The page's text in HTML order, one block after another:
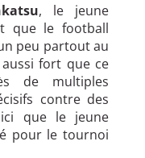
, le jeune
que le football
peu partout au
aussi fort que ce
de multiples
contre des
que le jeune
pour le tournoi